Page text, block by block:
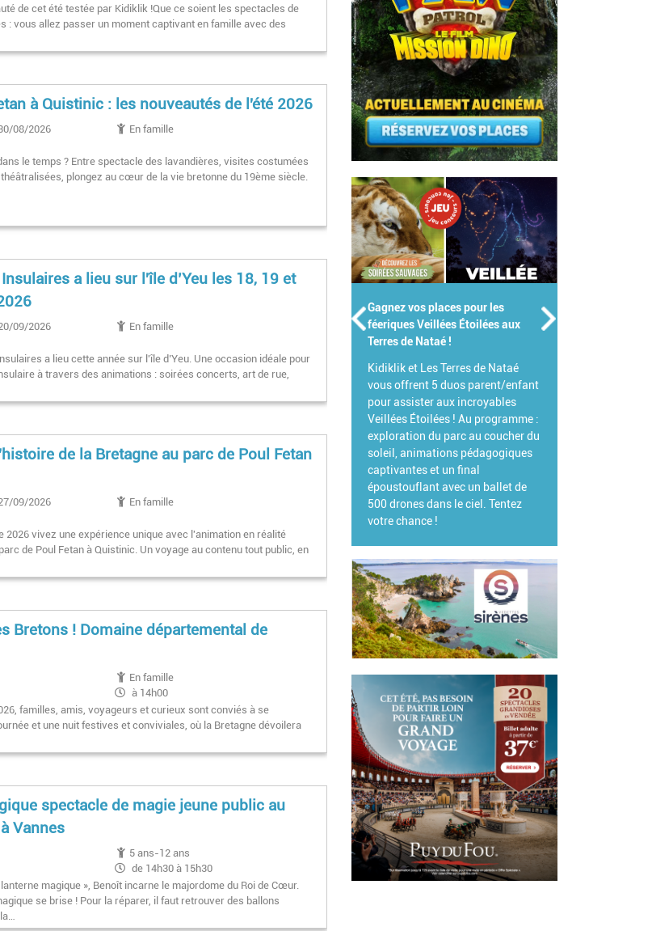
du 6 juillet au 28 août inclus (sauf les 15
juillet et 12 août).
de cet été testée par Kidiklik !Que ce soient les spectacles de
: vous allez passer un moment captivant en famille avec des
à Quistinic : les nouveautés de l'été 2026
08/2026
En famille
le temps ? Entre spectacle des lavandières, visites costumées
plongez au cœur de la vie bretonne du 19ème siècle.
a lieu sur l'île d’Yeu les 18, 19 et
09/2026
En famille
a lieu cette année sur l'île d’Yeu. Une occasion idéale pour
à travers des animations : soirées concerts, art de rue,
de la Bretagne au parc de Poul Fetan
09/2026
En famille
2026 vivez une expérience unique avec l'animation en réalité
de Poul Fetan à Quistinic. Un voyage au contenu tout public, en
Bretons ! Domaine départemental de
En famille
à 14h00
familles, amis, voyageurs et curieux sont conviés à se
et une nuit festives et conviviales, où la Bretagne dévoilera
spectacle de magie jeune public au
Vannes
5 ans-12 ans
de 14h30 à 15h30
magique », Benoît incarne le majordome du Roi de Cœur.
se brise ! Pour la réparer, il faut retrouver des ballons
Gagnez vos places pour les
féeriques Veillées Étoilées aux
Terres de Nataé !
Kidiklik et Les Terres de Nataé
vous offrent 5 duos parent/enfant
pour assister aux incroyables
Veillées Étoilées ! Au programme :
exploration du parc au coucher du
soleil, animations pédagogiques
captivantes et un final
époustouflant avec un ballet de
500 drones dans le ciel. Tentez
votre chance !